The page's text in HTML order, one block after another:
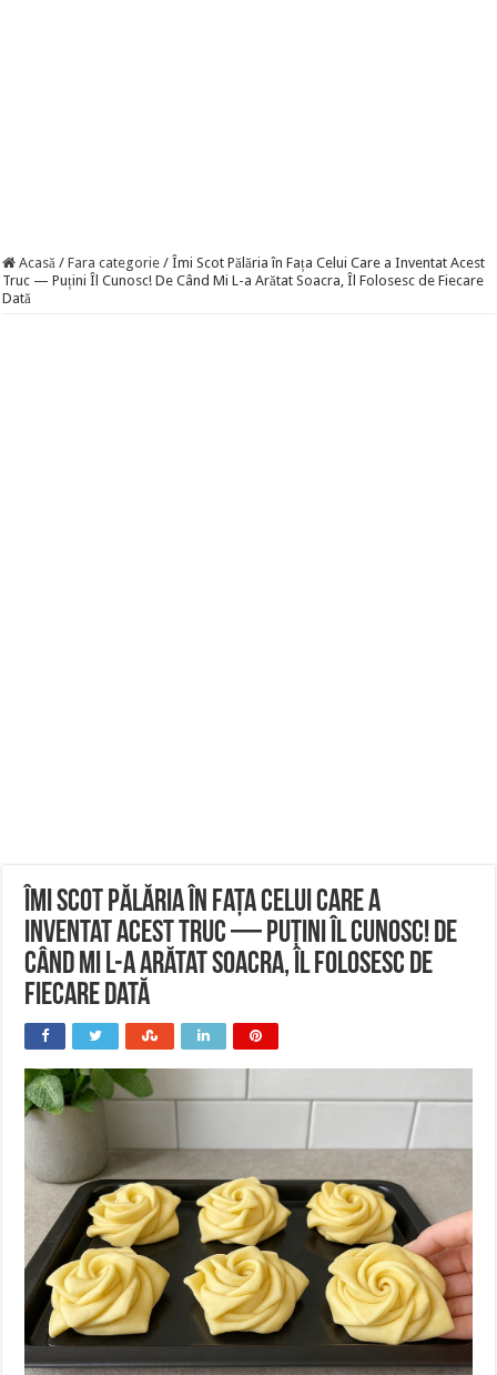
Acasă / Fara categorie / Îmi Scot Pălăria în Fața Celui Care a Inventat Acest
Truc — Puțini Îl Cunosc! De Când Mi L-a Arătat Soacra, Îl Folosesc de Fiecare
Dată
Îmi Scot Pălăria în Fața Celui Care a
Inventat Acest Truc — Puțini Îl Cunosc! De
Când Mi L-a Arătat Soacra, Îl Folosesc de
Fiecare Dată